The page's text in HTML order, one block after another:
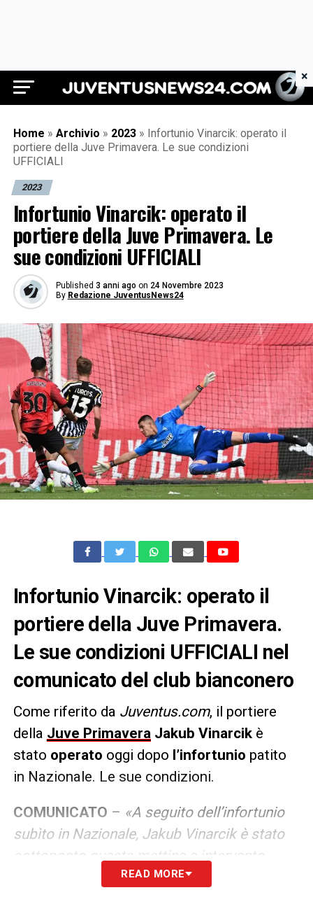
Juventus News 24
Home » Archivio » 2023 » Infortunio Vinarcik: operato il
portiere della Juve Primavera. Le sue condizioni
UFFICIALI
2023
Infortunio Vinarcik: operato il
portiere della Juve Primavera. Le
sue condizioni UFFICIALI
Published 3 anni ago on 24 Novembre 2023
By Redazione JuventusNews24
Infortunio Vinarcik: operato il
portiere della Juve Primavera.
Le sue condizioni UFFICIALI nel
comunicato del club bianconero
Come riferito da Juventus.com, il portiere
della Juve PrimaveraJakub Vinarcikè
stato operato oggi dopo l’infortunio patito
in Nazionale. Le sue condizioni.
COMUNICATO – «A seguito dell’infortunio
subìto in Nazionale, Jakub Vinarcik è stato
sottoposto questa mattina a intervento
chirurgico di sintesi di frattura scomposta
READ MORE
×